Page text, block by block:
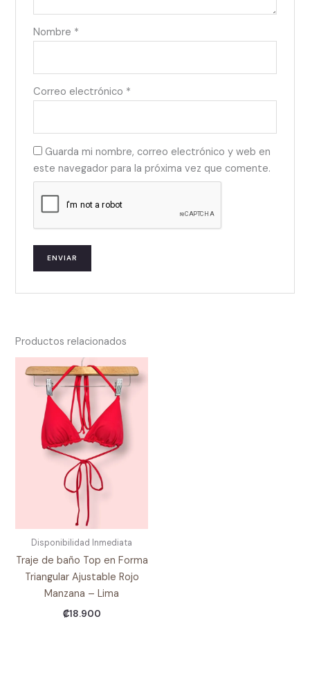
Nombre *
Correo electrónico *
Guarda mi nombre, correo electrónico y web en
este navegador para la próxima vez que comente.
Productos relacionados
Disponibilidad Inmediata
Traje de baño Top en Forma
Triangular Ajustable Rojo
Manzana – Lima
₡18.900